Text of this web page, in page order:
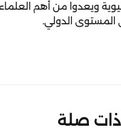
ويعدوا من أهم العلماء
المستوى الدولي.
ذات صلة